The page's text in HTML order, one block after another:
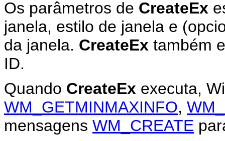
Os parâmetros de CreateEx
janela, estilo de janela e
da janela. CreateEx também
ID.
Quando CreateEx executa,
WM_GETMINMAXINFO,
mensagens WM_CREATE